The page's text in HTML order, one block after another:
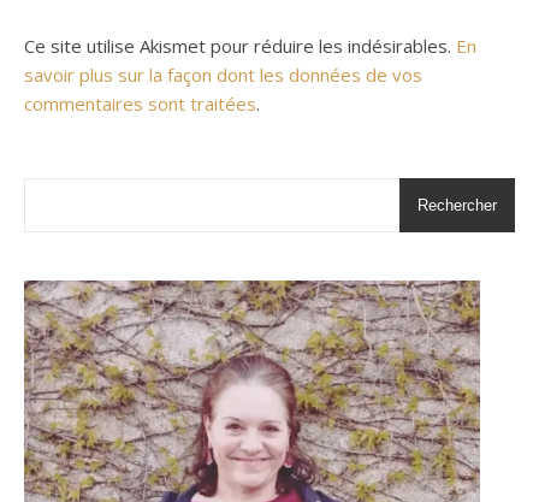
Ce site utilise Akismet pour réduire les indésirables. En
savoir plus sur la façon dont les données de vos
commentaires sont traitées.
Rechercher